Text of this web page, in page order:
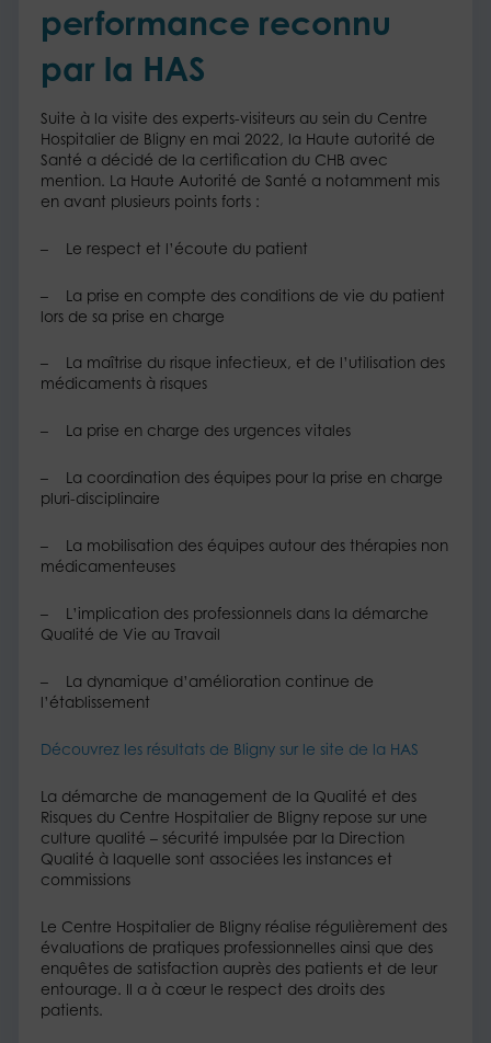
performance reconnu
par la HAS
Suite à la visite des experts-visiteurs au sein du Centre
Hospitalier de Bligny en mai 2022, la Haute autorité de
Santé a décidé de la certification du CHB avec
mention. La Haute Autorité de Santé a notamment mis
en avant plusieurs points forts :
– Le respect et l’écoute du patient
– La prise en compte des conditions de vie du patient
lors de sa prise en charge
– La maîtrise du risque infectieux, et de l’utilisation des
médicaments à risques
– La prise en charge des urgences vitales
– La coordination des équipes pour la prise en charge
pluri-disciplinaire
– La mobilisation des équipes autour des thérapies non
médicamenteuses
– L’implication des professionnels dans la démarche
Qualité de Vie au Travail
– La dynamique d’amélioration continue de
l’établissement
Découvrez les résultats de Bligny sur le site de la HAS
La démarche de management de la Qualité et des
Risques du Centre Hospitalier de Bligny repose sur une
culture qualité – sécurité impulsée par la Direction
Qualité à laquelle sont associées les instances et
commissions
Le Centre Hospitalier de Bligny réalise régulièrement des
évaluations de pratiques professionnelles ainsi que des
enquêtes de satisfaction auprès des patients et de leur
entourage. Il a à cœur le respect des droits des
patients.